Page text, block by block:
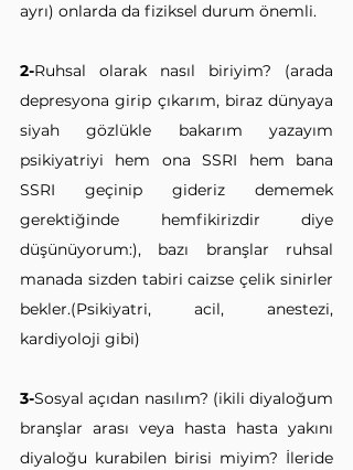
ayrı) onlarda da fiziksel durum önemli.
2-Ruhsal olarak nasıl biriyim? (arada
depresyona girip çıkarım, biraz dünyaya
siyah gözlükle bakarım yazayım
psikiyatriyi hem ona SSRI hem bana
SSRI geçinip gideriz dememek
gerektiğinde hemfikirizdir diye
düşünüyorum:), bazı branşlar ruhsal
manada sizden tabiri caizse çelik sinirler
bekler.(Psikiyatri, acil, anestezi,
kardiyoloji gibi)
3-Sosyal açıdan nasılım? (ikili diyaloğum
branşlar arası veya hasta hasta yakını
diyaloğu kurabilen birisi miyim? İleride